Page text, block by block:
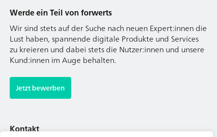
Jetzt bewerben
Tel. Zentrale: +49 (69) 27273681
E-Mail: kontakt@forwerts.com
60311 Frankfurt am Main
Werde ein Teil von forwerts
Wir sind stets auf der Suche nach neuen Expert:innen die
Lust haben, spannende digitale Produkte und Services
zu kreieren und dabei stets die Nutzer:innen und unsere
Kund:innen im Auge behalten.
Jetzt bewerben
Kontakt